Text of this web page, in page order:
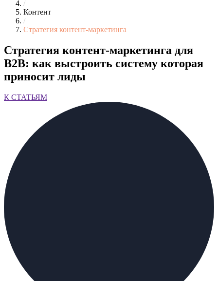
/
Контент
/
Стратегия контент-маркетинга
Стратегия контент-маркетинга для
B2B: как выстроить систему которая
приносит лиды
К СТАТЬЯМ